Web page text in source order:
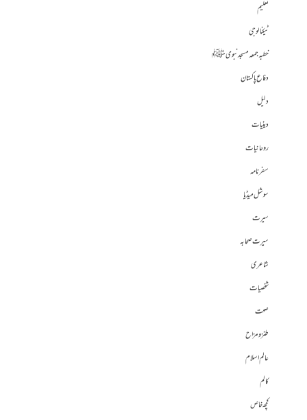
تعلیم
ٹیکنالوجی
خطبہ جمعہ مسجد نبوی ﷺ
دفاع پاکستان
دلیل
دینیات
روحانیات
سفرنامہ
سوشل میڈیا
سیرت
سیرت صحابہ
شاعری
شخصیات
صحت
طنز و مزاح
عالم اسلام
کالم
کچھ خاص